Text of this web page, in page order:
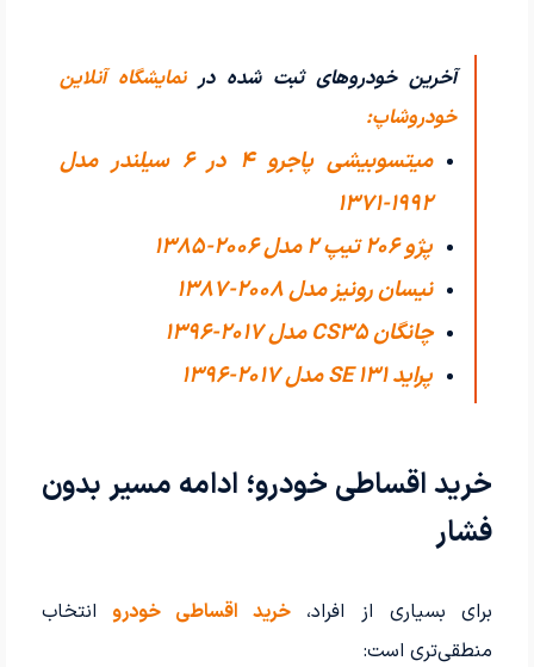
آخرین خودروهای ثبت شده درنمایشگاه آنلاین
خودروشاپ:
میتسوبیشی پاجرو 4 در 6 سیلندر مدل
1992-1371
پژو 206 تیپ ۲ مدل 2006-1385
نیسان رونیز مدل 2008-1387
چانگان CS35 مدل 2017-1396
پراید 131 SE مدل 2017-1396
خرید اقساطی خودرو؛ ادامه مسیر بدون
فشار
برای بسیاری از افراد،خرید اقساطی خودروانتخاب
منطقی‌تری است: